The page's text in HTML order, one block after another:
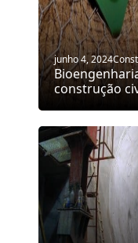
junho 4, 2024
construção